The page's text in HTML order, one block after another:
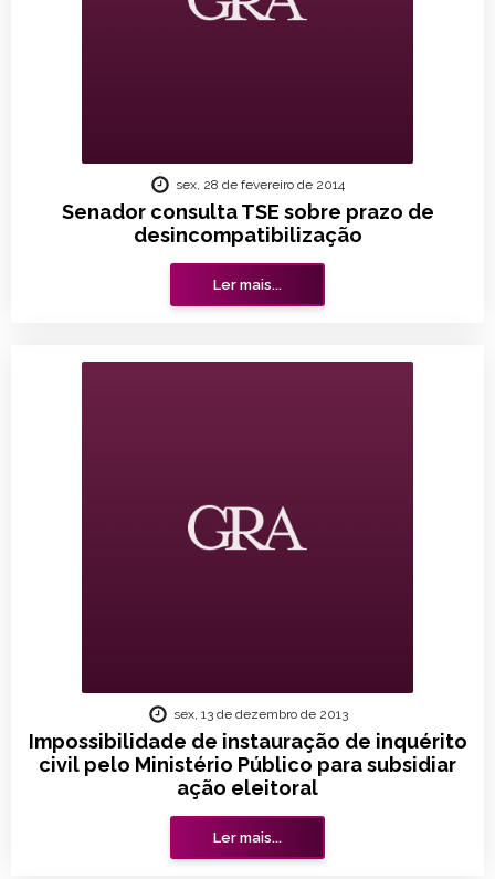
Senador consulta TSE sobre prazo de
desincompatibilização
sex, 28 de fevereiro de 2014
Ler mais...
Impossibilidade de instauração de inquérito
civil pelo Ministério Público para subsidiar
ação eleitoral
sex, 13 de dezembro de 2013
Ler mais...